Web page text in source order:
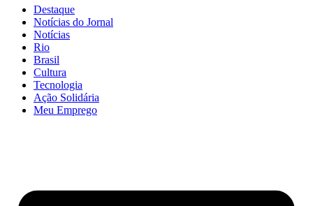
Destaque
Notícias do Jornal
Notícias
Rio
Brasil
Cultura
Tecnologia
Ação Solidária
Meu Emprego